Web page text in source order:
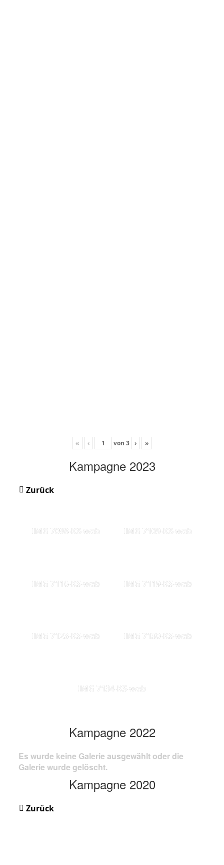
« ‹ von 3 › »
Kampagne 2023
Zurück
IMG 7098-KS-web IMG 7109-KS-web
IMG 7116-KS-web IMG 7119-KS-web
IMG 7123-KS-web IMG 7130-KS-web
IMG 7134-KS-web
Kampagne 2022
Es wurde keine Galerie ausgewählt oder die
Galerie wurde gelöscht.
Kampagne 2020
Zurück